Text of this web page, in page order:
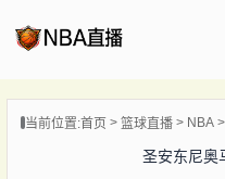
播当前位置:首页 篮球直播 NBA
圣安东尼奥